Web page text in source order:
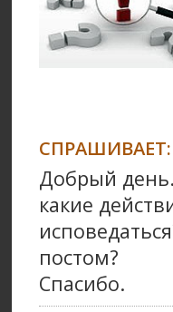
СПРАШИВАЕТ:
Добрый
какие
постом?
Спасибо.